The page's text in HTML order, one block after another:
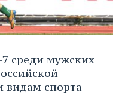
среди мужских
видам спорта